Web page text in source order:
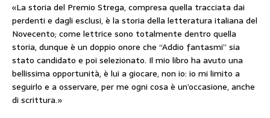
«La storia del Premio Strega, compresa quella tracciata dai
perdenti e dagli esclusi, è la storia della letteratura italiana del
Novecento; come lettrice sono totalmente dentro quella
storia, dunque è un doppio onore che “Addio fantasmi” sia
stato candidato e poi selezionato. Il mio libro ha avuto una
bellissima opportunità, è lui a giocare, non io: io mi limito a
seguirlo e a osservare, per me ogni cosa è un’occasione, anche
di scrittura.»